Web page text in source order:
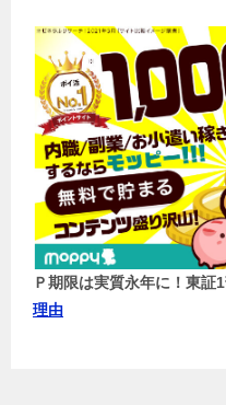
Ｐ期限は実質永年に！東証
理由